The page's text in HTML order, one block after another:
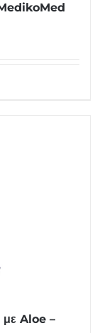
MedikoMed
Aloe –